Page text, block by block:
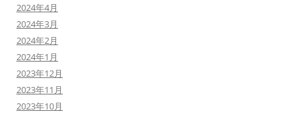
2024年4月
2024年3月
2024年2月
2024年1月
2023年12月
2023年11月
2023年10月